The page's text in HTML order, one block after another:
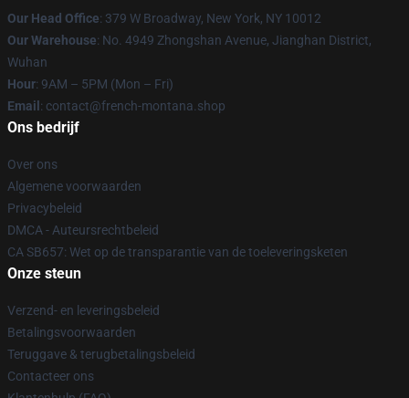
Our Head Office: 379 W Broadway, New York, NY 10012
Our Warehouse: No. 4949 Zhongshan Avenue, Jianghan District,
Wuhan
Hour: 9AM – 5PM (Mon – Fri)
Email : contact@french-montana.shop
Ons bedrijf
Over ons
Algemene voorwaarden
Privacybeleid
DMCA - Auteursrechtbeleid
CA SB657: Wet op de transparantie van de toeleveringsketen
Onze steun
Verzend- en leveringsbeleid
Betalingsvoorwaarden
Teruggave & terugbetalingsbeleid
Contacteer ons